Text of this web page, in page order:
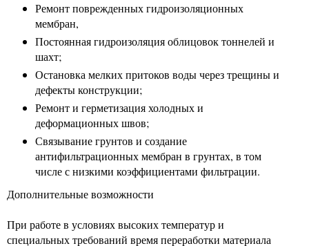
Ремонт поврежденных гидроизоляционных
мембран,
Постоянная гидроизоляция облицовок тоннелей и
шахт;
Остановка мелких притоков воды через трещины и
дефекты конструкции;
Ремонт и герметизация холодных и
деформационных швов;
Связывание грунтов и создание
антифильтрационных мембран в грунтах, в том
числе с низкими коэффициентами фильтрации.
Дополнительные возможности
При работе в условиях высоких температур и
специальных требований время переработки материала